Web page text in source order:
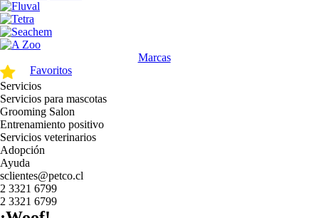
Marcas
Favoritos
Servicios
Servicios para mascotas
Grooming Salon
Entrenamiento positivo
Servicios veterinarios
Adopción
Ayuda
sclientes@petco.cl
2 3321 6799
2 3321 6799